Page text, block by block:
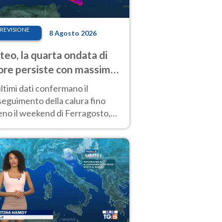
8 Agosto 2026
la quarta ondata di
persiste con massime
molto elevate
dati confermano il
della calura fino
il weekend di Ferragosto,
prossima